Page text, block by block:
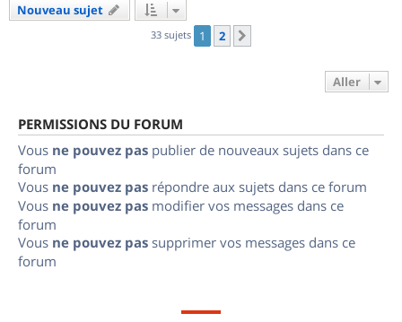
Nouveau sujet
33 sujets 1 2
Aller
PERMISSIONS DU FORUM
Vous ne pouvez pas publier de nouveaux sujets dans ce
forum
Vous ne pouvez pas répondre aux sujets dans ce forum
Vous ne pouvez pas modifier vos messages dans ce
forum
Vous ne pouvez pas supprimer vos messages dans ce
forum